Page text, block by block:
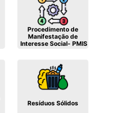
Procedimento de
Manifestação de
Interesse Social- PMIS
Resíduos Sólidos